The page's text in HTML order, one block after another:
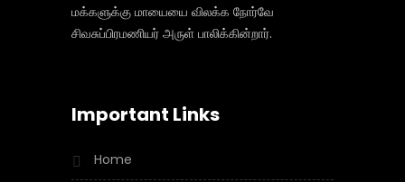
மக்களுக்கு மாயையை விலக்க நோர்வே
சிவசுப்பிரமணியர் அருள் பாலிக்கின்றார்.
Important Links
Home